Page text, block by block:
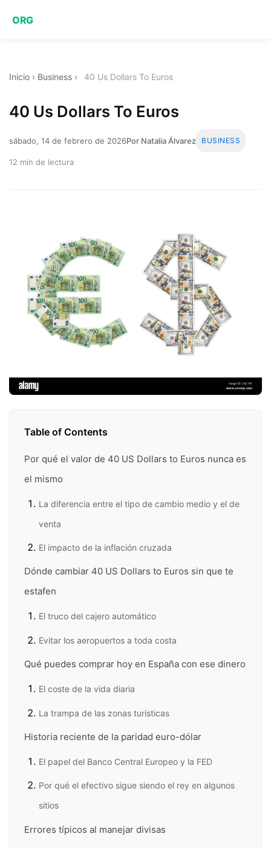
ORG
Inicio › Business › 40 Us Dollars To Euros
40 Us Dollars To Euros
sábado, 14 de febrero de 2026Por Natalia Álvarez BUSINESS
12 min de lectura
Table of Contents
Por qué el valor de 40 US Dollars to Euros nunca es
el mismo
La diferencia entre el tipo de cambio medio y el de
venta
El impacto de la inflación cruzada
Dónde cambiar 40 US Dollars to Euros sin que te
estafen
El truco del cajero automático
Evitar los aeropuertos a toda costa
Qué puedes comprar hoy en España con ese dinero
El coste de la vida diaria
La trampa de las zonas turísticas
Historia reciente de la paridad euro-dólar
El papel del Banco Central Europeo y la FED
Por qué el efectivo sigue siendo el rey en algunos
sitios
Errores típicos al manejar divisas